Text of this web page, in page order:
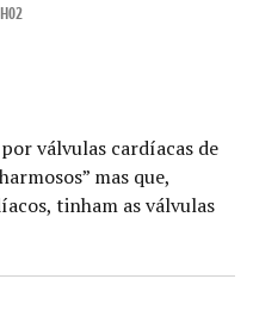
válvulas cardíacas de
mas que,
tinham as válvulas